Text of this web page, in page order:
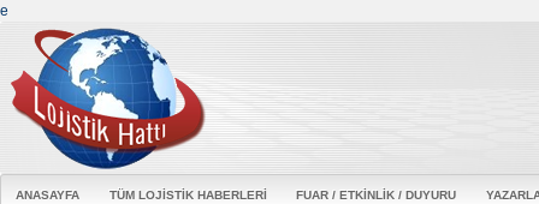
e
ANASAYFA TÜM LOJİSTİK HABERLERİ FUAR / ETKİNLİK / DUYURU